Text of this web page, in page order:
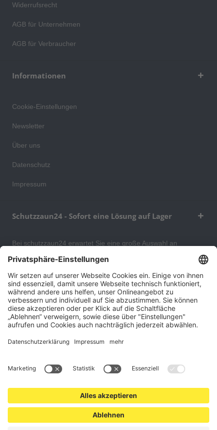
Widerrufsrecht
AGB für Unternehmen
AGB für Verbraucher
Informationen
Cookie-Einstellungen
Newsletter
Über uns
Datenschutz
Impressum
Schutzzaun24 - Sofort eine Lösung auf Lager
Bei schutzzaun24 erwartet Sie eine große Auswahl an
Schutzgittern, Schutzeinrichtungen, Absturzsicherungen und
auch Ihr Wohngebäude optimal organisieren und sichern
können. An unserem Versandlager bevorraten wir ein großes
Sortiment von Lagerartikeln, welche innerhalb von 48 Stunden
versandbereit sind.
Cookie-Einstellungen Über uns
freibleibend. Solange der Vorrat reicht.
© 2026 schutzzaun24.at